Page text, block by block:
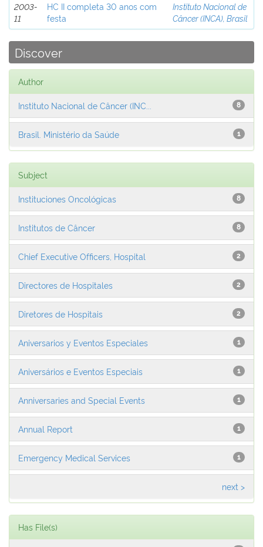
2003-
11
HC II completa 30 anos com
festa
Instituto Nacional de
Câncer (INCA), Brasil
Discover
Author
8
Instituto Nacional de Câncer (INC...
1
Brasil. Ministério da Saúde
Subject
8
Instituciones Oncológicas
8
Institutos de Câncer
2
Chief Executive Officers, Hospital
2
Directores de Hospitales
2
Diretores de Hospitais
1
Aniversarios y Eventos Especiales
1
Aniversários e Eventos Especiais
1
Anniversaries and Special Events
1
Annual Report
1
Emergency Medical Services
next >
Has File(s)